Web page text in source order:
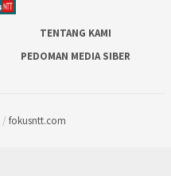
TENTANG KAMI
PEDOMAN MEDIA SIBER
/ fokusntt.com